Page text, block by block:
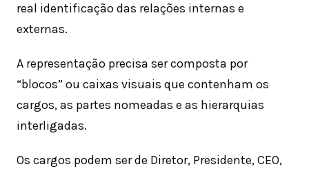
real identificação das relações internas e
externas.
A representação precisa ser composta por
“blocos” ou caixas visuais que contenham os
cargos, as partes nomeadas e as hierarquias
interligadas.
Os cargos podem ser de Diretor, Presidente, CEO,